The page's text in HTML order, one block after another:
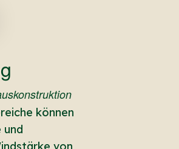
können
und